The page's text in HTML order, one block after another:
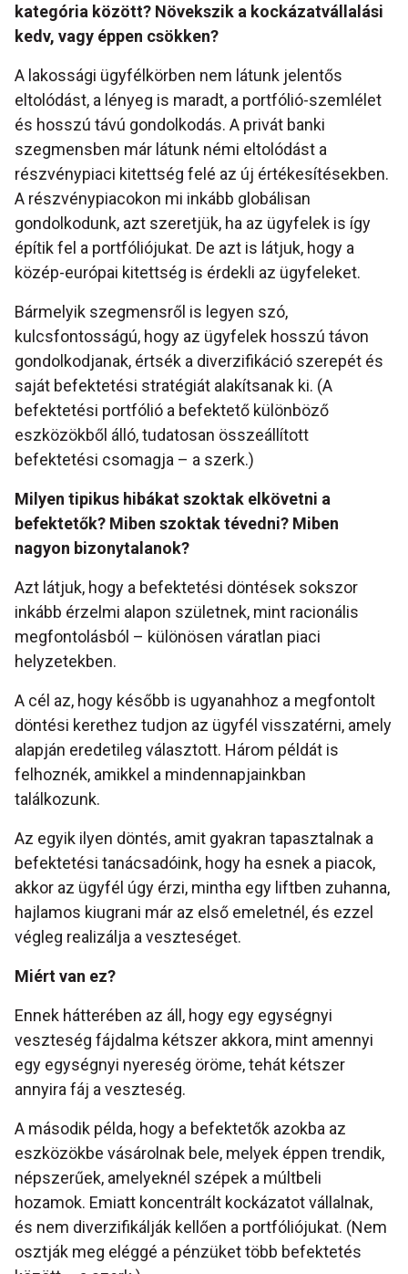
kategória között? Növekszik a kockázatvállalási
kedv, vagy éppen csökken?
A lakossági ügyfélkörben nem látunk jelentős
eltolódást, a lényeg is maradt, a portfólió-szemlélet
és hosszú távú gondolkodás. A privát banki
szegmensben már látunk némi eltolódást a
részvénypiaci kitettség felé az új értékesítésekben.
A részvénypiacokon mi inkább globálisan
gondolkodunk, azt szeretjük, ha az ügyfelek is így
építik fel a portfóliójukat. De azt is látjuk, hogy a
közép-európai kitettség is érdekli az ügyfeleket.
Bármelyik szegmensről is legyen szó,
kulcsfontosságú, hogy az ügyfelek hosszú távon
gondolkodjanak, értsék a diverzifikáció szerepét és
saját befektetési stratégiát alakítsanak ki. (A
befektetési portfólió a befektető különböző
eszközökből álló, tudatosan összeállított
befektetési csomagja – a szerk.)
Milyen tipikus hibákat szoktak elkövetni a
befektetők? Miben szoktak tévedni? Miben
nagyon bizonytalanok?
Azt látjuk, hogy a befektetési döntések sokszor
inkább érzelmi alapon születnek, mint racionális
megfontolásból – különösen váratlan piaci
helyzetekben.
A cél az, hogy később is ugyanahhoz a megfontolt
döntési kerethez tudjon az ügyfél visszatérni, amely
alapján eredetileg választott. Három példát is
felhoznék, amikkel a mindennapjainkban
találkozunk.
Az egyik ilyen döntés, amit gyakran tapasztalnak a
befektetési tanácsadóink, hogy ha esnek a piacok,
akkor az ügyfél úgy érzi, mintha egy liftben zuhanna,
hajlamos kiugrani már az első emeletnél, és ezzel
végleg realizálja a veszteséget.
Miért van ez?
Ennek hátterében az áll, hogy egy egységnyi
veszteség fájdalma kétszer akkora, mint amennyi
egy egységnyi nyereség öröme, tehát kétszer
annyira fáj a veszteség.
A második példa, hogy a befektetők azokba az
eszközökbe vásárolnak bele, melyek éppen trendik,
népszerűek, amelyeknél szépek a múltbeli
hozamok. Emiatt koncentrált kockázatot vállalnak,
és nem diverzifikálják kellően a portfóliójukat. (Nem
osztják meg eléggé a pénzüket több befektetés